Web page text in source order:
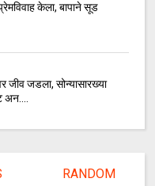
केला, बापाने सूड
जीव जडला, सोन्यासारख्या
अन....
RANDOM